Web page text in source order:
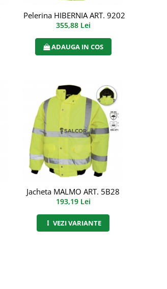
Pelerina HIBERNIA ART. 9202
355,88 Lei
ADAUGA IN COS
Jacheta MALMO ART. 5B28
193,19 Lei
VEZI VARIANTE